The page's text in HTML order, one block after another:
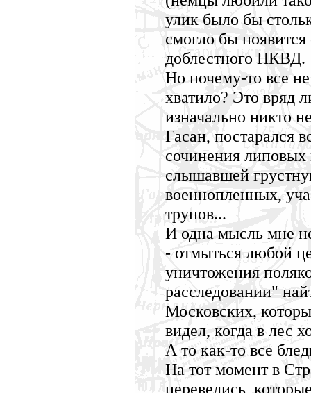
улик было бы
смогло бы
доблестного НКВД.
Но почему-то все
хватило? Это вряд
изначально никто
Гасан, постарался
сочинения
слышавшей
военнопленных,
трупов...
И одна мысль мне
- отмыться любой
уничтожения
расследовании"
Московских,
видел, когда в лес
А то как-то все
На тот момент в
перевелись,